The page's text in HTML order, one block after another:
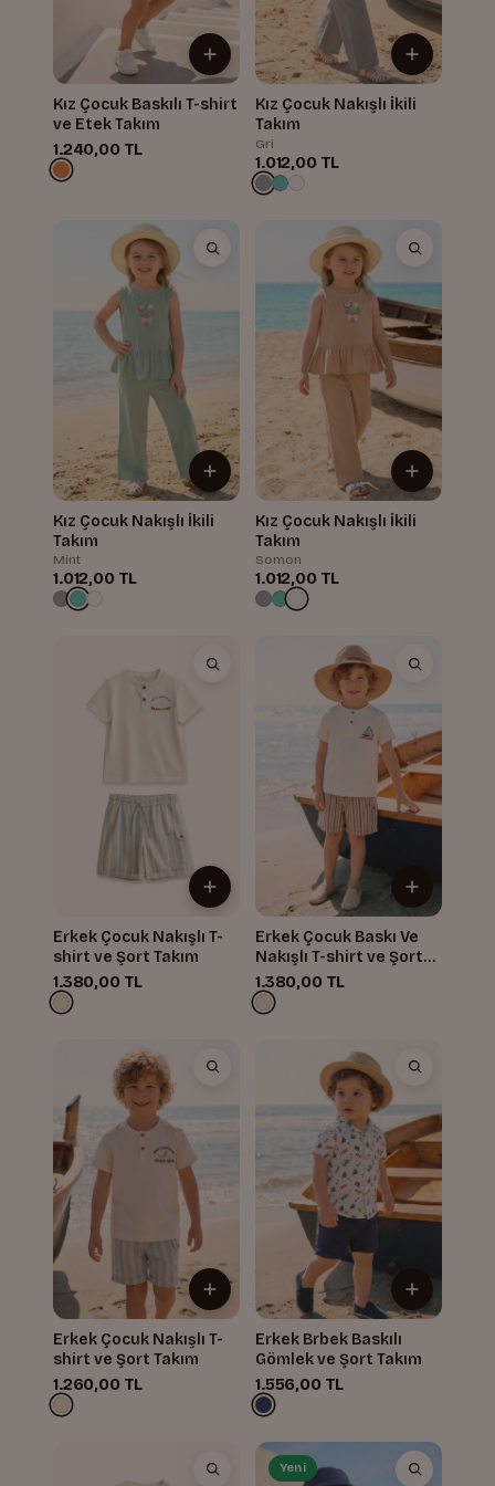
Kız Çocuk Baskılı T-shirt
ve Etek Takım
1.240,00 TL
Kız Çocuk Nakışlı İkili
Takım
Gri
1.012,00 TL
Kız Çocuk Nakışlı İkili
Takım
Mint
1.012,00 TL
Kız Çocuk Nakışlı İkili
Takım
Somon
1.012,00 TL
Erkek Çocuk Nakışlı T-
shirt ve Şort Takım
1.380,00 TL
Erkek Çocuk Baskı Ve
Nakışlı T-shirt ve Şort
Takım
1.380,00 TL
Erkek Çocuk Nakışlı T-
shirt ve Şort Takım
1.260,00 TL
Erkek Brbek Baskılı
Gömlek ve Şort Takım
1.556,00 TL
Yeni